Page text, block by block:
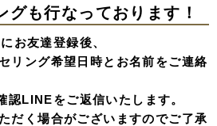
グも行なっております！
お友達登録後、
リング希望日時とお名前をご連絡
認LINEをご返信いたします。
だく場合がございますのでご了承